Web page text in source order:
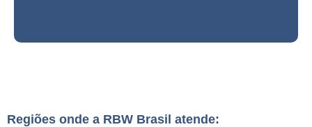
Regiões onde a RBW Brasil atende: